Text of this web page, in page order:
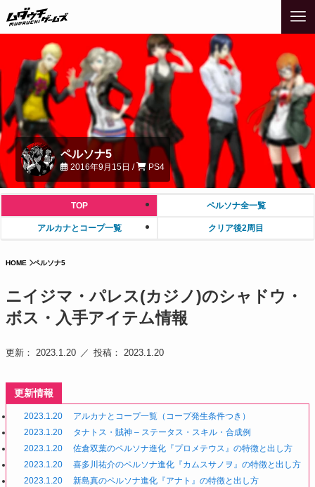
ペルソナ5
2016年9月15日 / PS4
TOP ペルソナ全一覧
アルカナとコープ一覧 クリア後2周目
HOME ペルソナ5
ニイジマ・パレス(カジノ)のシャドウ・
ボス・入手アイテム情報
更新： 2023.1.20 投稿： 2023.1.20
更新情報
2023.1.20
アルカナとコープ一覧（コープ発生条件つき）
2023.1.20
タナトス・賊神 – ステータス・スキル・合成例
2023.1.20
佐倉双葉のペルソナ進化『プロメテウス』の特徴と出し方
2023.1.20
喜多川祐介のペルソナ進化『カムスサノヲ』の特徴と出し方
2023.1.20
新島真のペルソナ進化『アナト』の特徴と出し方